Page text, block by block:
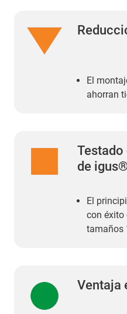
El
ahorran
de igus®
El
con éxito
tamaños
Ventaja